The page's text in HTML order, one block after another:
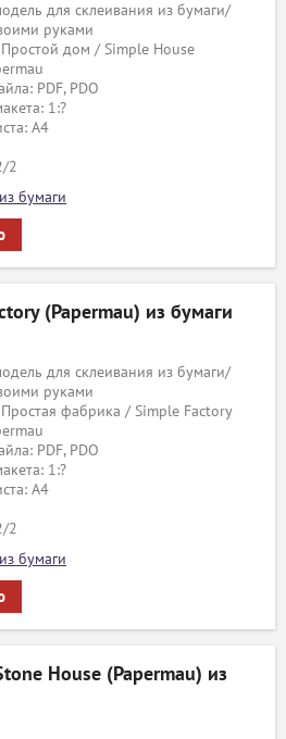
для склеивания из бумаги/
руками
дом / Simple House
PDF, PDO
1:?
А4
2
бумаги
(Papermau) из бумаги
для склеивания из бумаги/
руками
фабрика / Simple Factory
PDF, PDO
1:?
А4
2
бумаги
House (Papermau) из